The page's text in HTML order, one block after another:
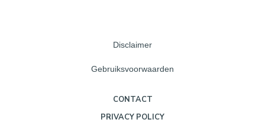
Disclaimer
Gebruiksvoorwaarden
CONTACT
PRIVACY POLICY